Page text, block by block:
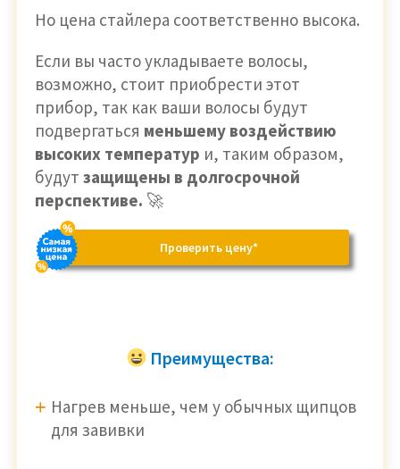
Но цена стайлера соответственно высока.
Если вы часто укладываете волосы,
возможно, стоит приобрести этот
прибор, так как ваши волосы будут
подвергаться меньшему воздействию
высоких температур и, таким образом,
будут защищены в долгосрочной
перспективе. 🚀
Проверить цену*
Преимущества:
Нагрев меньше, чем у обычных щипцов
для завивки